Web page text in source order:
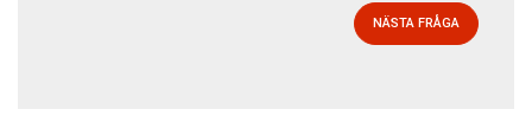
NÄSTA FRÅGA